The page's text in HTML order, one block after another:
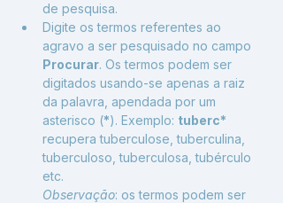
de pesquisa.
Digite os termos referentes ao
agravo a ser pesquisado no campo
Procurar. Os termos podem ser
digitados usando-se apenas a raiz
da palavra, apendada por um
asterisco (*). Exemplo: tuberc*
recupera tuberculose, tuberculina,
tuberculoso, tuberculosa, tubérculo
etc.
Observação: os termos podem ser